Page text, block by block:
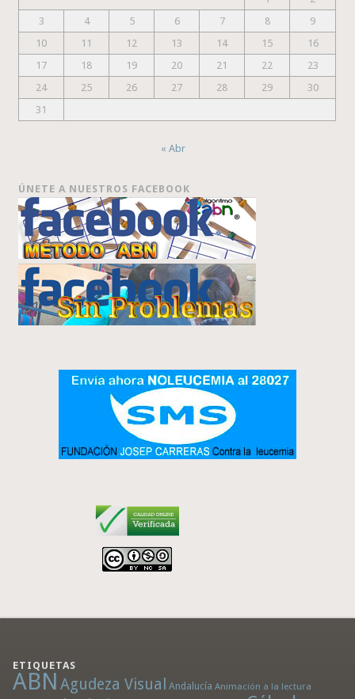
3
4 5 6 7 8
9
10
11 12 13 14 15
16
17
18 19 20 21 22
23
24
25 26 27 28 29
30
31
« Abr
ÚNETE A NUESTROS FACEBOOK
ETIQUETAS
ABN Agudeza Visual Andalucía Animación a la lectura